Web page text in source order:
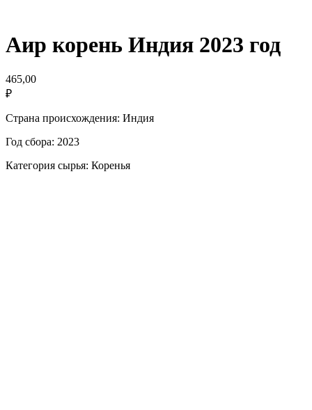
Аир корень Индия 2023 год
465,00
₽
Страна происхождения: Индия
Год сбора: 2023
Категория сырья: Коренья